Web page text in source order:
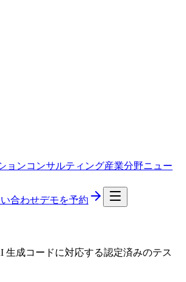
ョンコンサルティング産業分野ニュー
合わせデモを予約
生成コードに対応する認定済みのテス